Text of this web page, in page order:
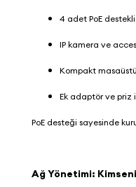
4 adet PoE
IP kamera ve
Kompakt
Ek adaptör ve priz
PoE desteği sayesinde
Ağ Yönetimi: